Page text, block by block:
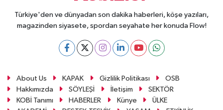
Türkiye'den ve dünyadan son dakika haberleri, köşe yazıları,
magazinden siyasete, spordan seyahate her konuda Flow!
About Us KAPAK Gizlilik Politikası
OSB
Hakkımızda
SÖYLEŞİ İletişim
SEKTÖR
KOBİ Tanımı
HABERLER Künye
ÜLKE